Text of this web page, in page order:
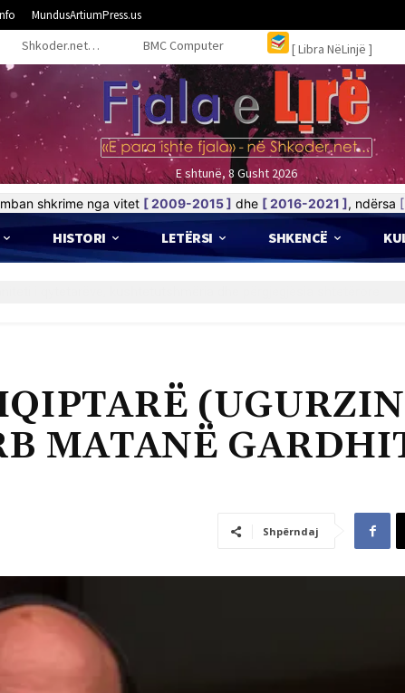
MundusArtiumPress.us
Shkoder.net… BMC Computer [ Libra NëLinjë ]
E shtunë, 8 Gusht 2026
shkrime nga vitet [ 2009-2015 ] dhe [ 2016-2021 ], ndërsa
HISTORI LETËRSI SHKENCË
MATANË
Shpërndaj